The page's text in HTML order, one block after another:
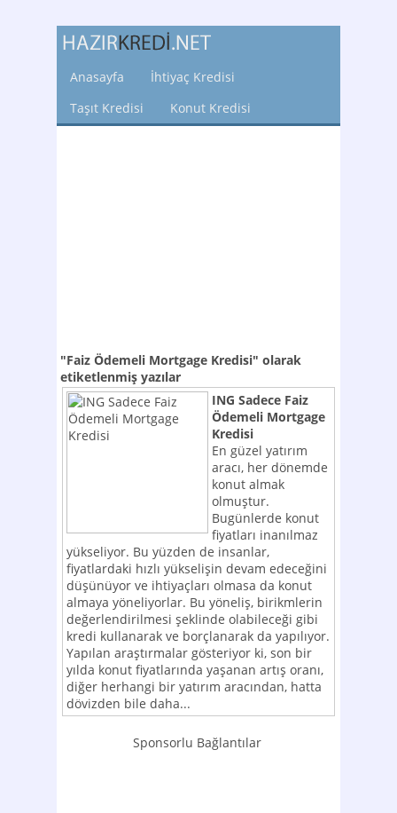
Anasayfa
İhtiyaç Kredisi
Taşıt Kredisi
Konut Kredisi
"Faiz Ödemeli Mortgage Kredisi" olarak
etiketlenmiş yazılar
ING Sadece Faiz
Ödemeli Mortgage
Kredisi
En güzel yatırım
aracı, her dönemde
konut almak
olmuştur.
Bugünlerde konut
fiyatları inanılmaz
yükseliyor. Bu yüzden de insanlar,
fiyatlardaki hızlı yükselişin devam edeceğini
düşünüyor ve ihtiyaçları olmasa da konut
almaya yöneliyorlar. Bu yöneliş, birikmlerin
değerlendirilmesi şeklinde olabileceği gibi
kredi kullanarak ve borçlanarak da yapılıyor.
Yapılan araştırmalar gösteriyor ki, son bir
yılda konut fiyatlarında yaşanan artış oranı,
diğer herhangi bir yatırım aracından, hatta
dövizden bile daha...
Sponsorlu Bağlantılar